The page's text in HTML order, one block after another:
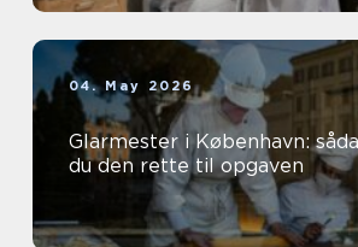
04. May 2026
Glarmester i København:
du den rette til opgaven